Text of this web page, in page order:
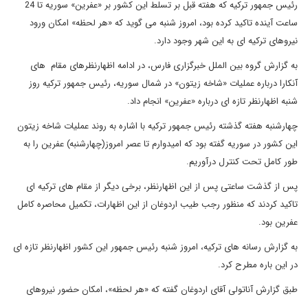
رئیس جمهور ترکیه که هفته قبل بر تسلط این کشور بر «عفرین» سوریه تا 24
ساعت آینده تاکید کرده بود، امروز شنبه می گوید که «هر لحظه» امکان ورود
نیروهای ترکیه ای به این شهر وجود دارد.
به گزارش گروه بین الملل خبرگزاری فارس، در ادامه اظهارنظرهای مقام ‍ های
آنکارا درباره عملیات «شاخه زیتون» در شمال سوریه، رئیس جمهور ترکیه روز
شنبه اظهارنظر تازه ای درباره «عفرین» انجام داد.
چهارشنبه هفته گذشته رئیس جمهور ترکیه با اشاره به روند عملیات شاخه زیتون
این کشور در سوریه گفته بود که امیدوارم تا عصر امروز(چهارشنبه) عفرین را به
طور کامل تحت کنترل درآوریم.
پس از گذشت ساعتی پس از این اظهارنظر، برخی دیگر از مقام های ترکیه ای
تاکید کردند که منظور رجب طیب اردوغان از این اظهارات، تکمیل محاصره کامل
عفرین بود.
به گزارش رسانه های ترکیه، امروز شنبه رئیس جمهور این کشور اظهارنظر تازه ای
در این باره مطرح کرد.
طبق گزارش آناتولی آقای اردوغان گفته که «هر لحظه»، امکان حضور نیروهای